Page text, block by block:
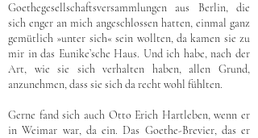
Goethegesellschaftsversammlungen aus Berlin, die
sich enger an mich angeschlossen hatten, einmal ganz
gemütlich »unter sich« sein wollten, da kamen sie zu
mir in das Eunike’sche Haus. Und ich habe, nach der
Art, wie sie sich verhalten haben, allen Grund,
anzunehmen, dass sie sich da recht wohl fühlten.
Gerne fand sich auch Otto Erich Hartleben, wenn er
in Weimar war, da ein. Das Goethe-Brevier, das er